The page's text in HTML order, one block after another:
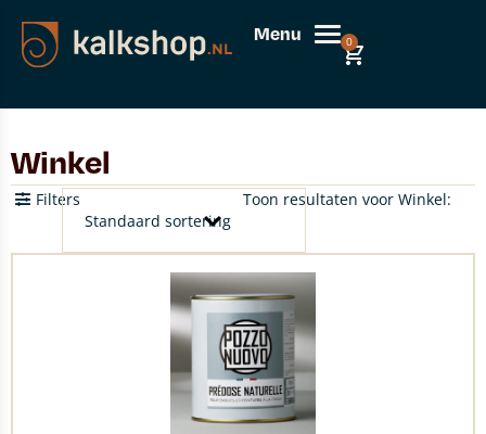
Menu 0
Winkel
Toon resultaten voor Winkel:
Filters